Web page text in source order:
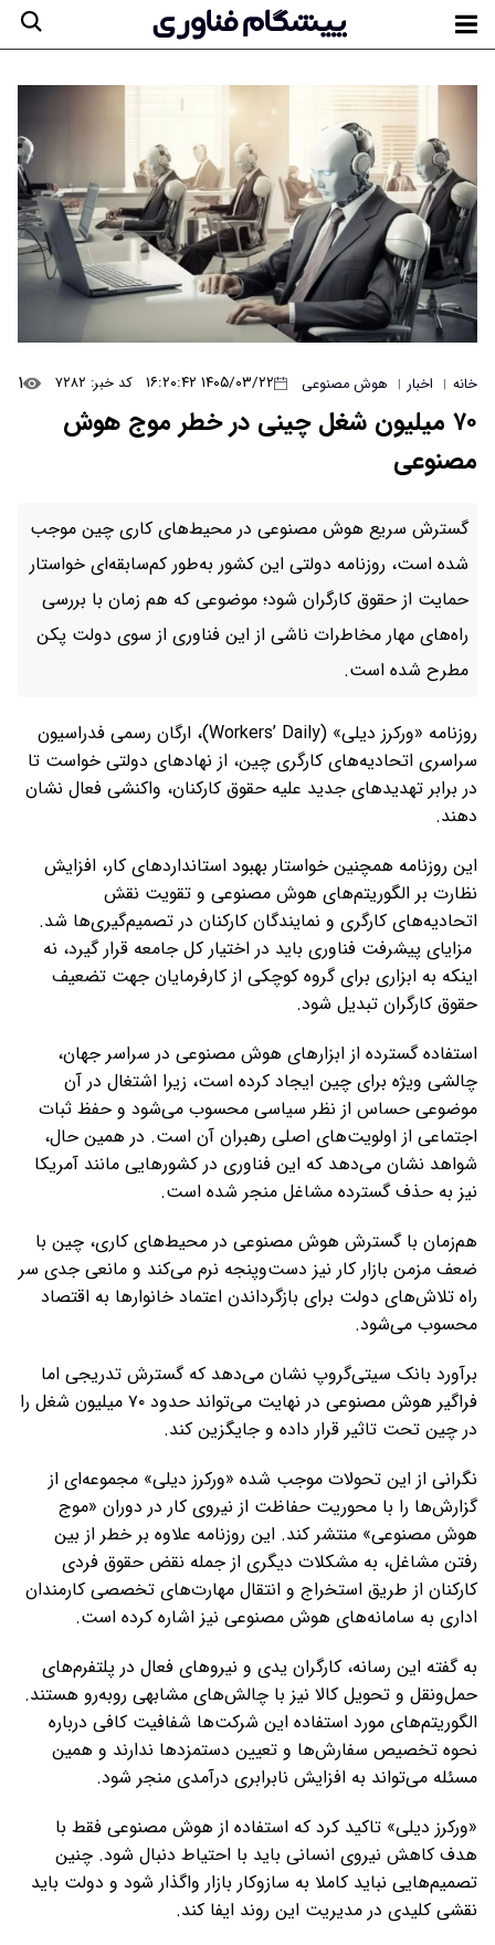
خانه | اخبار | هوش مصنوعی ۱۴۰۵/۰۳/۲۲ ۱۶:۲۰:۴۲ کد خبر: ۷۲۸۲ ۱
۷۰ میلیون شغل چینی در خطر موج هوش
مصنوعی
گسترش سریع هوش مصنوعی در محیط‌های کاری چین موجب
شده است، روزنامه دولتی این کشور به‌طور کم‌سابقه‌ای خواستار
حمایت از حقوق کارگران شود؛ موضوعی که هم زمان با بررسی
راه‌های مهار مخاطرات ناشی از این فناوری از سوی دولت پکن
مطرح شده است.
روزنامه «ورکرز دیلی» (Workers’ Daily)، ارگان رسمی فدراسیون
سراسری اتحادیه‌های کارگری چین، از نهادهای دولتی خواست تا
در برابر تهدیدهای جدید علیه حقوق کارکنان، واکنشی فعال نشان
دهند.
این روزنامه همچنین خواستار بهبود استانداردهای کار، افزایش
نظارت بر الگوریتم‌های هوش مصنوعی و تقویت نقش
اتحادیه‌های کارگری و نمایندگان کارکنان در تصمیم‌گیری‌ها شد.
مزایای پیشرفت فناوری باید در اختیار کل جامعه قرار گیرد، نه
اینکه به ابزاری برای گروه کوچکی از کارفرمایان جهت تضعیف
حقوق کارگران تبدیل شود.
استفاده گسترده از ابزارهای هوش مصنوعی در سراسر جهان،
چالشی ویژه برای چین ایجاد کرده است، زیرا اشتغال در آن
موضوعی حساس از نظر سیاسی محسوب می‌شود و حفظ ثبات
اجتماعی از اولویت‌های اصلی رهبران آن است. در همین حال،
شواهد نشان می‌دهد که این فناوری در کشورهایی مانند آمریکا
نیز به حذف گسترده مشاغل منجر شده است.
هم‌زمان با گسترش هوش مصنوعی در محیط‌های کاری، چین با
ضعف مزمن بازار کار نیز دست‌وپنجه نرم می‌کند و مانعی جدی سر
راه تلاش‌های دولت برای بازگرداندن اعتماد خانوارها به اقتصاد
محسوب می‌شود.
برآورد بانک سیتی‌گروپ نشان می‌دهد که گسترش تدریجی اما
فراگیر هوش مصنوعی در نهایت می‌تواند حدود ۷۰ میلیون شغل را
در چین تحت تاثیر قرار داده و جایگزین کند.
نگرانی از این تحولات موجب شده «ورکرز دیلی» مجموعه‌ای از
گزارش‌ها را با محوریت حفاظت از نیروی کار در دوران «موج
هوش مصنوعی» منتشر کند. این روزنامه علاوه بر خطر از بین
رفتن مشاغل، به مشکلات دیگری از جمله نقض حقوق فردی
کارکنان از طریق استخراج و انتقال مهارت‌های تخصصی کارمندان
اداری به سامانه‌های هوش مصنوعی نیز اشاره کرده است.
به گفته این رسانه، کارگران یدی و نیروهای فعال در پلتفرم‌های
حمل‌ونقل و تحویل کالا نیز با چالش‌های مشابهی روبه‌رو هستند.
الگوریتم‌های مورد استفاده این شرکت‌ها شفافیت کافی درباره
نحوه تخصیص سفارش‌ها و تعیین دستمزدها ندارند و همین
مسئله می‌تواند به افزایش نابرابری درآمدی منجر شود.
«ورکرز دیلی» تاکید کرد که استفاده از هوش مصنوعی فقط با
هدف کاهش نیروی انسانی باید با احتیاط دنبال شود. چنین
تصمیم‌هایی نباید کاملا به سازوکار بازار واگذار شود و دولت باید
نقشی کلیدی در مدیریت این روند ایفا کند.